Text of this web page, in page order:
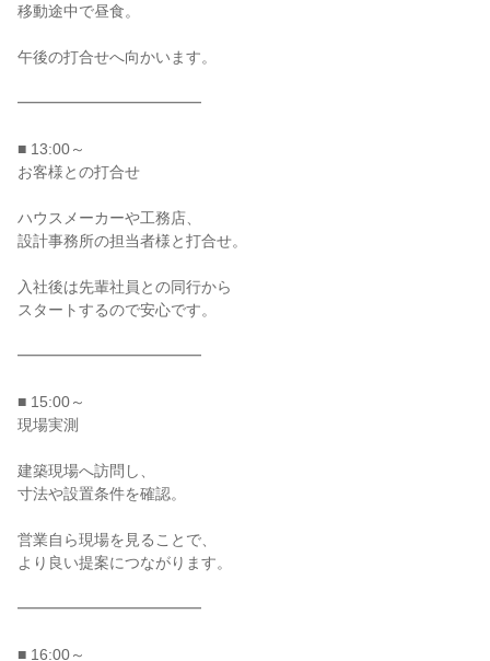
移動途中で昼食。
午後の打合せへ向かいます。
━━━━━━━━━━━━
■ 13:00～
お客様との打合せ
ハウスメーカーや工務店、
設計事務所の担当者様と打合せ。
入社後は先輩社員との同行から
スタートするので安心です。
━━━━━━━━━━━━
■ 15:00～
現場実測
建築現場へ訪問し、
寸法や設置条件を確認。
営業自ら現場を見ることで、
より良い提案につながります。
━━━━━━━━━━━━
■ 16:00～